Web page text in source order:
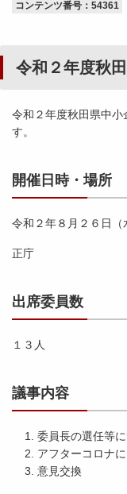
コンテンツ番号：54361
令和２年度秋
令和２年度秋田県中
す。
開催日時・場所
令和２年８月２６日
正庁
出席委員数
１３人
議事内容
委員長の選任等
アフターコロナ
意見交換